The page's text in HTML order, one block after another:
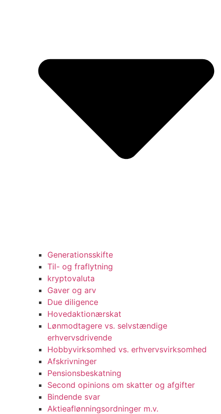
Generationsskifte
Til- og fraflytning
kryptovaluta
Gaver og arv
Due diligence
Hovedaktionærskat
Lønmodtagere vs. selvstændige
erhvervsdrivende
Hobbyvirksomhed vs. erhvervsvirksomhed
Afskrivninger
Pensionsbeskatning
Second opinions om skatter og afgifter
Bindende svar
Aktieaflønningsordninger m.v.